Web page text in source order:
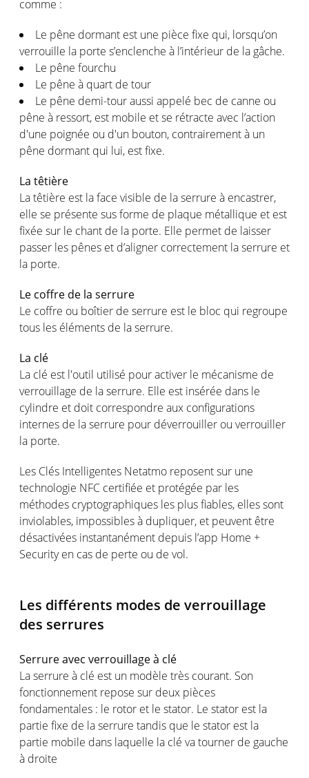
comme :
Le pêne dormant est une pièce fixe qui, lorsqu’on
verrouille la porte s’enclenche à l’intérieur de la gâche.
Le pêne fourchu
Le pêne à quart de tour
Le pêne demi-tour aussi appelé bec de canne ou
pêne à ressort, est mobile et se rétracte avec l’action
d'une poignée ou d'un bouton, contrairement à un
pêne dormant qui lui, est fixe.
La têtière
La têtière est la face visible de la serrure à encastrer,
elle se présente sus forme de plaque métallique et est
fixée sur le chant de la porte. Elle permet de laisser
passer les pênes et d’aligner correctement la serrure et
la porte.
Le coffre de la serrure
Le coffre ou boîtier de serrure est le bloc qui regroupe
tous les éléments de la serrure.
La clé
La clé est l'outil utilisé pour activer le mécanisme de
verrouillage de la serrure. Elle est insérée dans le
cylindre et doit correspondre aux configurations
internes de la serrure pour déverrouiller ou verrouiller
la porte.
Les Clés Intelligentes Netatmo reposent sur une
technologie NFC certifiée et protégée par les
méthodes cryptographiques les plus fiables, elles sont
inviolables, impossibles à dupliquer, et peuvent être
désactivées instantanément depuis l’app Home +
Security en cas de perte ou de vol.
Les différents modes de verrouillage
des serrures
Serrure avec verrouillage à clé
La serrure à clé est un modèle très courant. Son
fonctionnement repose sur deux pièces
fondamentales : le rotor et le stator. Le stator est la
partie fixe de la serrure tandis que le stator est la
partie mobile dans laquelle la clé va tourner de gauche
à droite